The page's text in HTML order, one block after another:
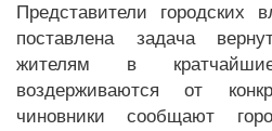
Представители городских
поставлена задача
жителям в
воздерживаются от
чиновники сообщают